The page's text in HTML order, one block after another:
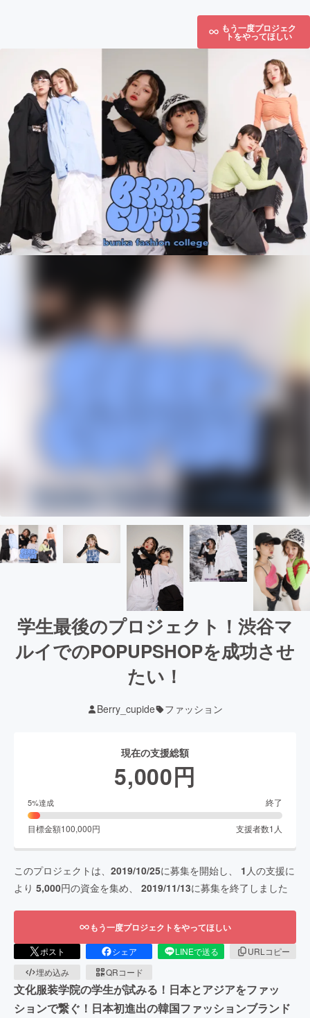
もう一度プロジェク
トをやってほしい
学生最後のプロジェクト！渋谷マ
ルイでのPOPUPSHOPを成功させ
たい！
Berry_cupide ファッション
現在の支援総額
5,000円
5%達成 終了
目標金額100,000円 支援者数1 人
このプロジェクトは、 2019/10/25に募集を開始し、 1 人の支援に
より 5,000円の資金を集め、 2019/11/13に募集を終了しました
もう一度プロジェクトをやってほしい
ポスト シェア LINEで送る
URLコピー
埋め込み
QRコード
文化服装学院の学生が試みる！日本とアジアをファッ
ションで繋ぐ！日本初進出の韓国ファッションブランド